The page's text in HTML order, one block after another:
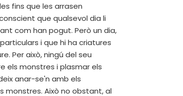
fins que les arrasen
que qualsevol dia li
com han pogut. Però un dia,
i que hi ha criatures
Per això, ningú del seu
els monstres i plasmar els
anar-se'n amb els
monstres. Això no obstant, al